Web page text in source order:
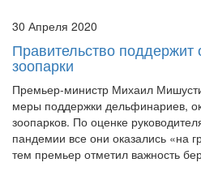
30 Апреля 2020
Правительство поддержит
зоопарки
Премьер-министр Михаил
меры поддержки дельфинариев,
зоопарков. По оценке
пандемии все они оказались «на
тем премьер отметил важность